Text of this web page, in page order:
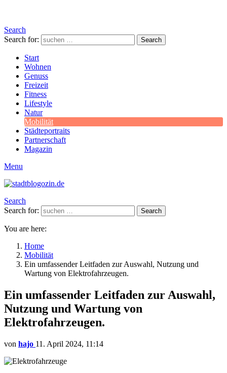
Search
Search for:
Search
Start
Wohnen
Genuss
Freizeit
Fitness
Lifestyle
Natur
Mobilität
Städteportraits
Partnerschaft
Magazin
Menu
Search
Search for:
Search
You are here:
Home
Mobilität
Ein umfassender Leitfaden zur Auswahl, Nutzung und
Wartung von Elektrofahrzeugen.
Ein umfassender Leitfaden zur Auswahl,
Nutzung und Wartung von
Elektrofahrzeugen.
von hajo 11. April 2024, 11:14